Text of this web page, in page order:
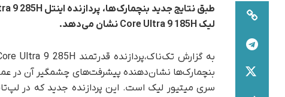
لیک Core Ultra 9 185H نشان می‌دهد.
بنچمارک‌ها نشان‌دهنده پیشرفت‌های چشمگیر آن در